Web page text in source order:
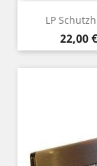
LP
Preis
22,00 €